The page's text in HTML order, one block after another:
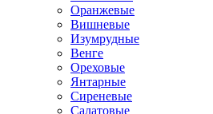
Оранжевые
Вишневые
Изумрудные
Венге
Ореховые
Янтарные
Сиреневые
Салатовые